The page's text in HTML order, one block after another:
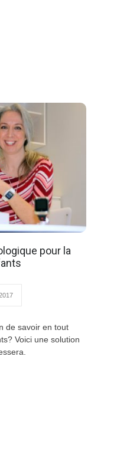
pour la
de savoir en tout
Voici une solution